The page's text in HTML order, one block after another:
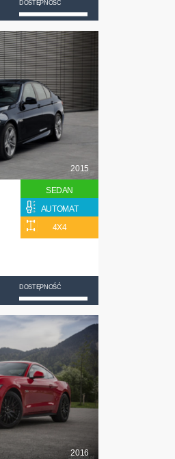
DOSTĘPNOŚĆ
2015
SEDAN
AUTOMAT
4X4
DOSTĘPNOŚĆ
2016